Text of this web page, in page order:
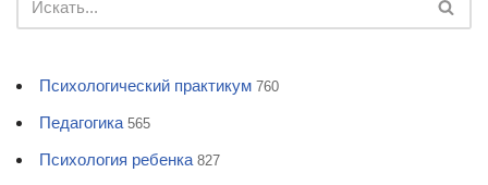
Психологический практикум 760
Педагогика 565
Психология ребенка 827